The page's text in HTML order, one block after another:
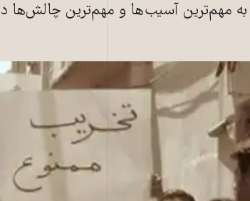
به مهم‌ترین آسیب‌ها و مهم‌ترین چالش‌ها